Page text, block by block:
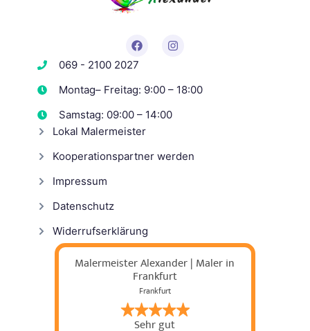
069 - 2100 2027
Montag– Freitag: 9:00 – 18:00
Samstag: 09:00 – 14:00
Lokal Malermeister
Kooperationspartner werden
Impressum
Datenschutz
Widerrufserklärung
Malermeister Alexander | Maler in
Frankfurt
Frankfurt
Sehr gut